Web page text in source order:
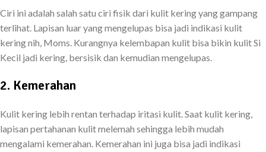
Ciri ini adalah salah satu ciri fisik dari kulit kering yang gampang
terlihat. Lapisan luar yang mengelupas bisa jadi indikasi kulit
kering nih, Moms. Kurangnya kelembapan kulit bisa bikin kulit Si
Kecil jadi kering, bersisik dan kemudian mengelupas.
2. Kemerahan
Kulit kering lebih rentan terhadap iritasi kulit. Saat kulit kering,
lapisan pertahanan kulit melemah sehingga lebih mudah
mengalami kemerahan. Kemerahan ini juga bisa jadi indikasi